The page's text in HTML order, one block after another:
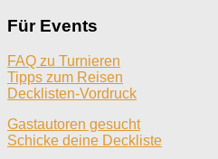
Für Events
FAQ zu Turnieren
Tipps zum Reisen
Decklisten-Vordruck
Gastautoren gesucht
Schicke deine Deckliste